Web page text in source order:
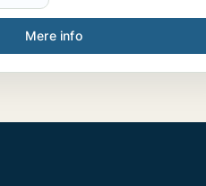
Mere info